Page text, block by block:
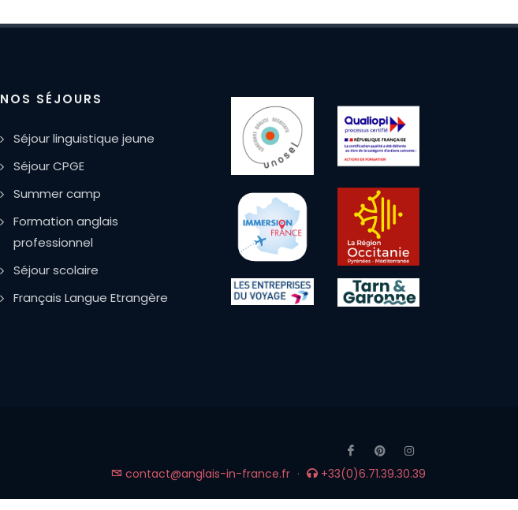
NOS SÉJOURS
Séjour linguistique jeune
Séjour CPGE
Summer camp
Formation anglais
professionnel
Séjour scolaire
Français Langue Etrangère
contact@anglais-in-france.fr · +33(0)6.71.39.30.39